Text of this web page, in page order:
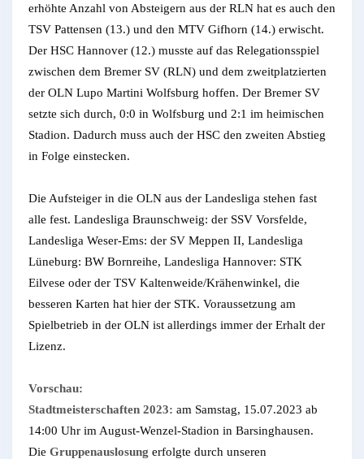
erhöhte Anzahl von Absteigern aus der RLN hat es auch den
TSV Pattensen (13.) und den MTV Gifhorn (14.) erwischt.
Der HSC Hannover (12.) musste auf das Relegationsspiel
zwischen dem Bremer SV (RLN) und dem zweitplatzierten
der OLN Lupo Martini Wolfsburg hoffen. Der Bremer SV
setzte sich durch, 0:0 in Wolfsburg und 2:1 im heimischen
Stadion. Dadurch muss auch der HSC den zweiten Abstieg
in Folge einstecken.
Die Aufsteiger in die OLN aus der Landesliga stehen fast
alle fest. Landesliga Braunschweig: der SSV Vorsfelde,
Landesliga Weser-Ems: der SV Meppen II, Landesliga
Lüneburg: BW Bornreihe, Landesliga Hannover: STK
Eilvese oder der TSV Kaltenweide/Krähenwinkel, die
besseren Karten hat hier der STK. Voraussetzung am
Spielbetrieb in der OLN ist allerdings immer der Erhalt der
Lizenz.
Vorschau:
Stadtmeisterschaften 2023: am Samstag, 15.07.2023 ab
14:00 Uhr im August-Wenzel-Stadion in Barsinghausen.
Die Gruppenauslosung erfolgte durch unseren